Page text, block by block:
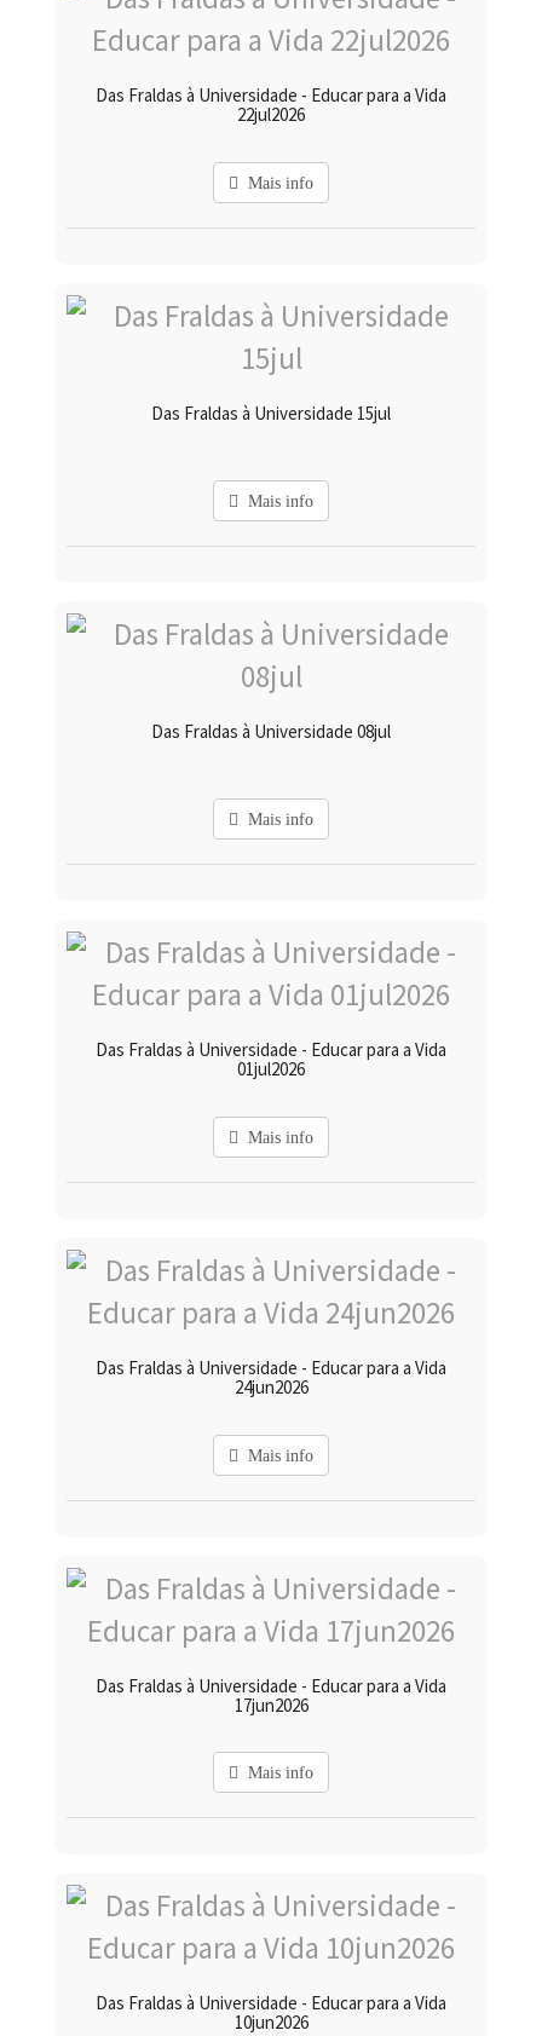
Das Fraldas à Universidade - Educar para a Vida
22jul2026
Mais info
Das Fraldas à Universidade 15jul
Mais info
Das Fraldas à Universidade 08jul
Mais info
Das Fraldas à Universidade - Educar para a Vida
01jul2026
Mais info
Das Fraldas à Universidade - Educar para a Vida
24jun2026
Mais info
Das Fraldas à Universidade - Educar para a Vida
17jun2026
Mais info
Das Fraldas à Universidade - Educar para a Vida
10jun2026